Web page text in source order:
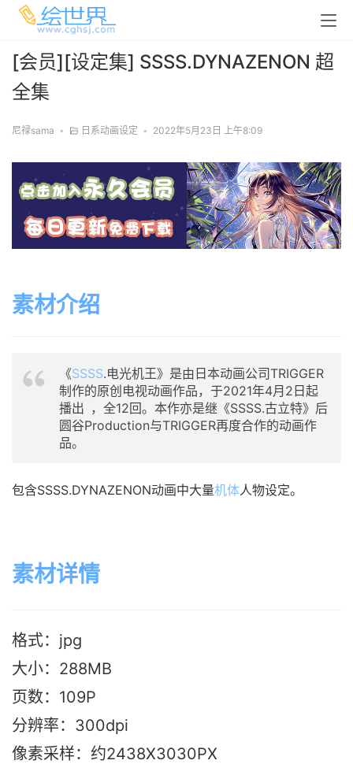
[会员][设定集] SSSS.DYNAZENON 超
全集
尼禄sama • 日系动画设定 • 2022年5月23日 上午8:09
素材介绍
《SSSS.电光机王》是由日本动画公司TRIGGER
制作的原创电视动画作品，于2021年4月2日起
播出 ，全12回。本作亦是继《SSSS.古立特》后
圆谷Production与TRIGGER再度合作的动画作
品。
包含SSSS.DYNAZENON动画中大量机体人物设定。
素材详情
格式：jpg
大小：288MB
页数：109P
分辨率：300dpi
像素采样：约2438X3030PX